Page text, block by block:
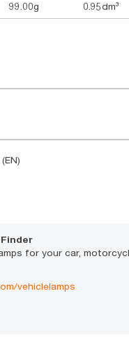
99.00g 0.95dm³
for your car,
vehiclelamps